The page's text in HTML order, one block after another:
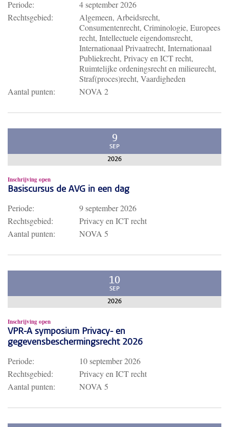
Periode:
4 september 2026
Rechtsgebied:
Algemeen, Arbeidsrecht,
Consumentenrecht, Criminologie, Europees
recht, Intellectuele eigendomsrecht,
Internationaal Privaatrecht, Internationaal
Publiekrecht, Privacy en ICT recht,
Ruimtelijke ordeningsrecht en milieurecht,
Straf(proces)recht, Vaardigheden
Aantal punten:
NOVA 2
9
SEP
2026
Inschrijving open
Basiscursus de AVG in een dag
Periode:
9 september 2026
Rechtsgebied:
Privacy en ICT recht
Aantal punten:
NOVA 5
10
SEP
2026
Inschrijving open
VPR-A symposium Privacy- en
gegevensbeschermingsrecht 2026
Periode:
10 september 2026
Rechtsgebied:
Privacy en ICT recht
Aantal punten:
NOVA 5